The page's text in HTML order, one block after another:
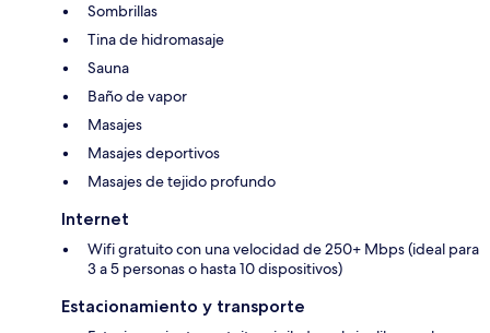
Sombrillas
Tina de hidromasaje
Sauna
Baño de vapor
Masajes
Masajes deportivos
Masajes de tejido profundo
Internet
Wifi gratuito con una velocidad de 250+ Mbps (ideal para
3 a 5 personas o hasta 10 dispositivos)
Estacionamiento y transporte